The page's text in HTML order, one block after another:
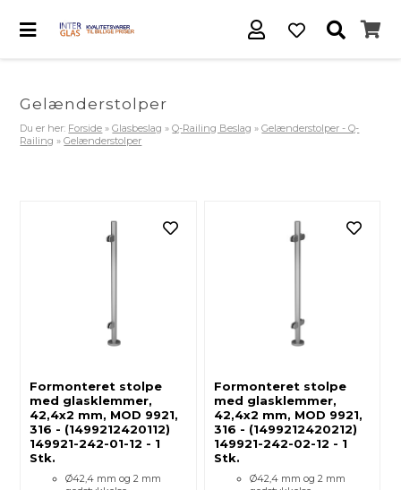
Gelænderstolper
Du er her: Forside »Glasbeslag »Q-Railing Beslag »Gelænderstolper - Q-
Railing »Gelænderstolper
Formonteret stolpe
med glasklemmer,
42,4x2 mm, MOD 9921,
316 - (1499212420112)
149921-242-01-12 - 1
Stk.
Ø42,4 mm og 2 mm
Formonteret stolpe
med glasklemmer,
42,4x2 mm, MOD 9921,
316 - (1499212420212)
149921-242-02-12 - 1
Stk.
Ø42,4 mm og 2 mm